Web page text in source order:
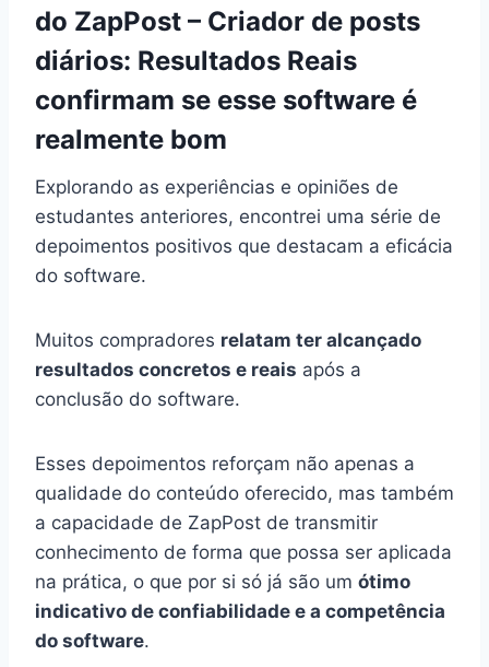
do ZapPost – Criador de posts
diários: Resultados Reais
confirmam se esse software é
realmente bom
Explorando as experiências e opiniões de
estudantes anteriores, encontrei uma série de
depoimentos positivos que destacam a eficácia
do software.
Muitos compradores relatam ter alcançado
resultados concretos e reais após a
conclusão do software.
Esses depoimentos reforçam não apenas a
qualidade do conteúdo oferecido, mas também
a capacidade de ZapPost de transmitir
conhecimento de forma que possa ser aplicada
na prática, o que por si só já são um ótimo
indicativo de confiabilidade e a competência
do software.